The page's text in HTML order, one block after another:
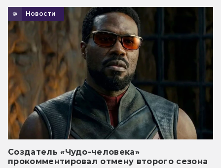
Новости
Создатель «Чудо-человека»
прокомментировал отмену второго сезона